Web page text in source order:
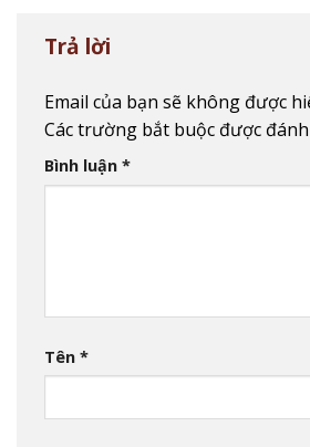
Trả lời
Email của bạn sẽ không được
Các trường bắt buộc được
Bình luận *
Tên *